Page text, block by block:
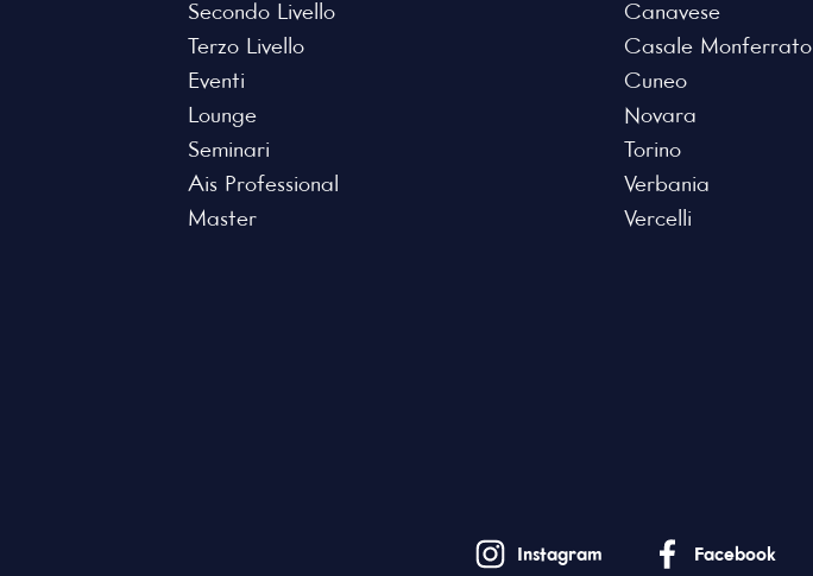
Secondo Livello
Terzo Livello
Eventi
Lounge
Seminari
Ais Professional
Master
Canavese
Casale Monferrato
Cuneo
Novara
Torino
Verbania
Vercelli
Instagram Facebook